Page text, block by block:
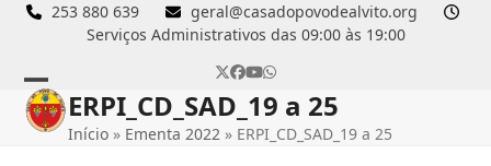
Skip
253 880 639
geral@casadopovodealvito.org
Serviços Administrativos das 09:00 às 19:00
Twitter
Facebook
YouTube
Whatsapp
Open
mobile
Close
mobile
ERPI_CD_SAD_19 a 25
Início » Ementa 2022 » ERPI_CD_SAD_19 a 25